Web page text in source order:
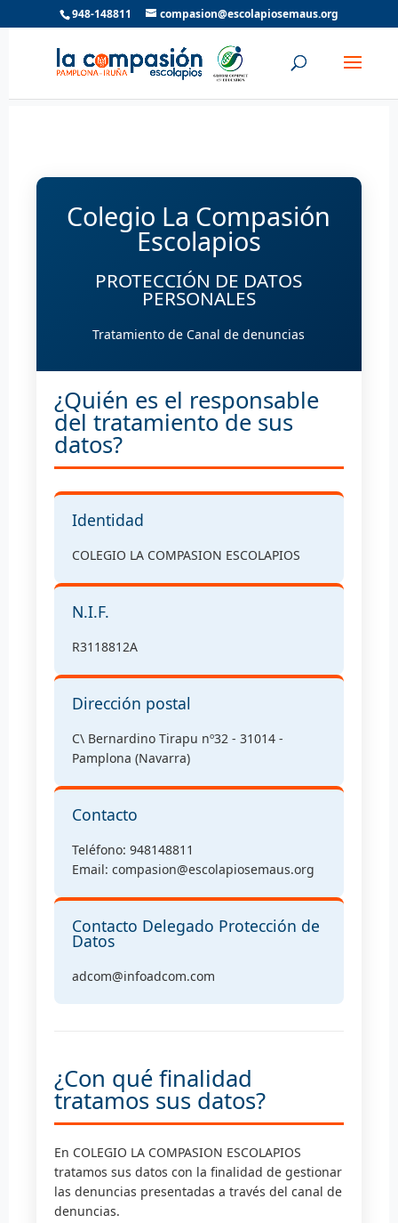
948-148811 compasion@escolapiosemaus.org
Colegio La Compasión
Escolapios
PROTECCIÓN DE DATOS
PERSONALES
Tratamiento de Canal de denuncias
¿Quién es el responsable
del tratamiento de sus
datos?
Identidad
COLEGIO LA COMPASION ESCOLAPIOS
N.I.F.
R3118812A
Dirección postal
C\ Bernardino Tirapu nº32 - 31014 -
Pamplona (Navarra)
Contacto
Teléfono: 948148811
Email: compasion@escolapiosemaus.org
Contacto Delegado Protección de
Datos
adcom@infoadcom.com
¿Con qué finalidad
tratamos sus datos?
En COLEGIO LA COMPASION ESCOLAPIOS
tratamos sus datos con la finalidad de gestionar
las denuncias presentadas a través del canal de
denuncias.